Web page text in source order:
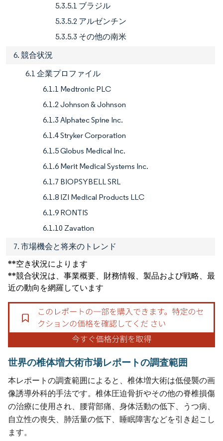
5.3.5.1 ブラジル
5.3.5.2 アルゼンチン
5.3.5.3 その他の南米
6. 競合状況
6.1 企業プロファイル
6.1.1 Medtronic PLC
6.1.2 Johnson & Johnson
6.1.3 Alphatec Spine Inc.
6.1.4 Stryker Corporation
6.1.5 Globus Medical Inc.
6.1.6 Merit Medical Systems Inc.
6.1.7 BIOPSYBELL SRL
6.1.8 IZI Medical Products LLC
6.1.9 RONTIS
6.1.10 Zavation
7. 市場機会と将来のトレンド
**空き状況によります
**競合状況は、事業概要、財務情報、製品および戦略、最
近の動向を網羅しています
世界の椎体増大術市場レポートの調査範囲
本レポートの調査範囲によると、椎体増大術は低侵襲の画
像誘導外科的手法です。椎体圧迫骨折やその他の脊椎損傷
の治療に使用され、腰背部痛、身体活動の低下、うつ病、
自立性の喪失、肺活量の低下、睡眠障害などを引き起こし
ます。